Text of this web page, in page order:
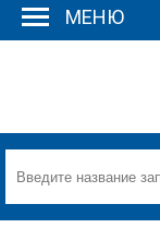
МЕНЮ